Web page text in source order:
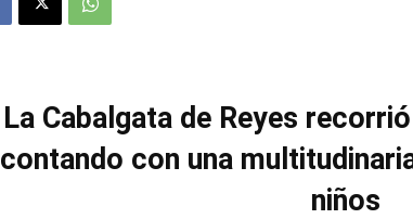
La Cabalgata de Reyes
contando con una
niños